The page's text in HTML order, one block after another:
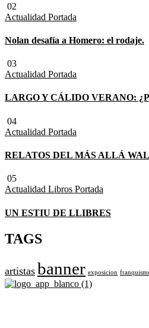
02
Actualidad Portada
Nolan desafía a Homero: el rodaje.
03
Actualidad Portada
LARGO Y CÁLIDO VERANO:
04
Actualidad Portada
RELATOS DEL MÁS ALLÁ
05
Actualidad Libros Portada
UN ESTIU DE LLIBRES
TAGS
artistas banner exposicion